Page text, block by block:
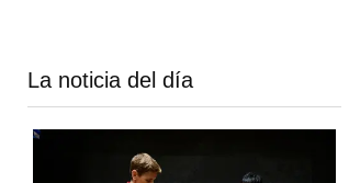
La noticia del día